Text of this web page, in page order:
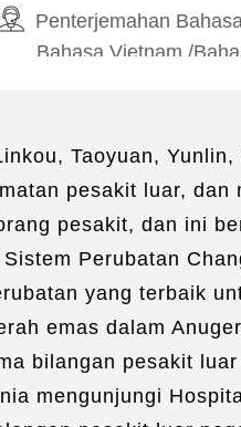
Penterjemahan
Bahasa Vietnam /
Perkhidmatan
Ejen Permohonan Visa
Perancangan
Perancangan
Pengiring Perubatan
Menyediakan Makanan
Make an Appointment
Taoyuan,
pesakit luar, dan
pesakit, dan ini
Perubatan
yang terbaik
emas dalam
bilangan pesakit
mengunjungi